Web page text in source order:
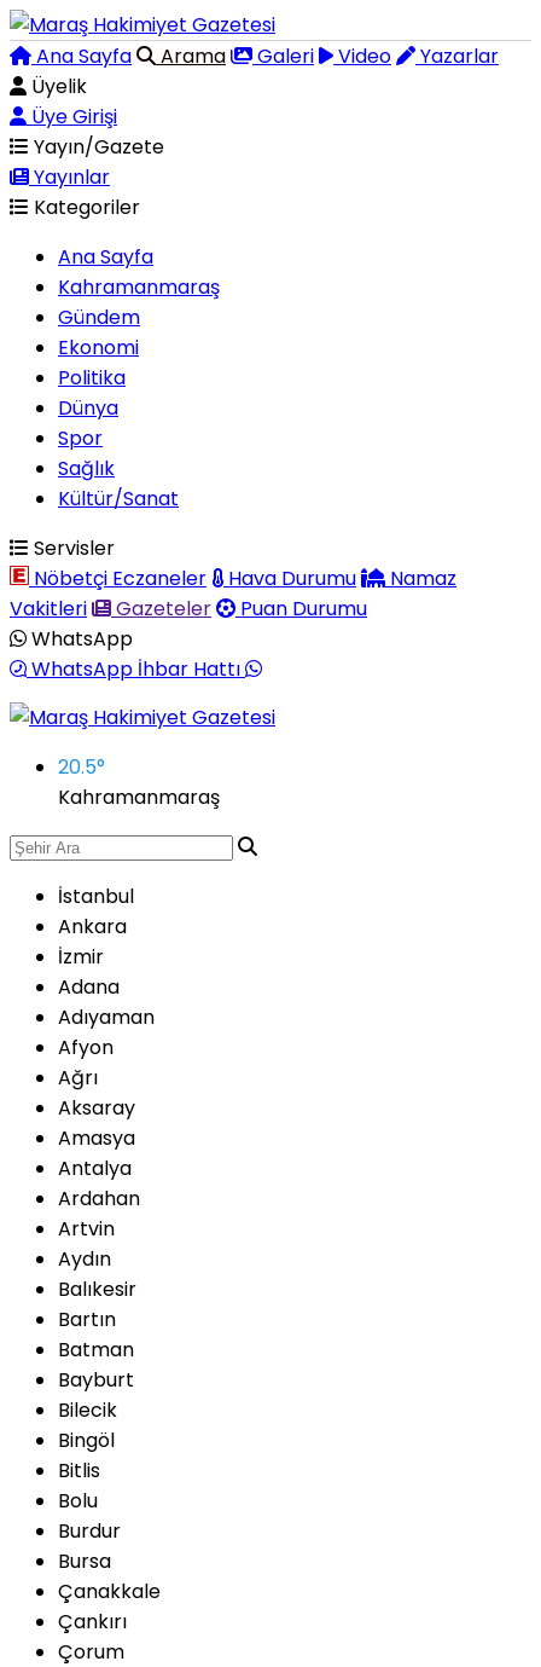
Ana Sayfa Arama Galeri Video
Yazarlar
Üyelik
Üye Girişi
Yayın/Gazete
Yayınlar
Kategoriler
Ana Sayfa
Kahramanmaraş
Gündem
Ekonomi
Politika
Dünya
Spor
Sağlık
Kültür/Sanat
Servisler
Nöbetçi Eczaneler
Hava Durumu
Namaz
Vakitleri
Gazeteler
Puan Durumu
WhatsApp
WhatsApp İhbar Hattı
20.5°
Kahramanmaraş
İstanbul
Ankara
İzmir
Adana
Adıyaman
Afyon
Ağrı
Aksaray
Amasya
Antalya
Ardahan
Artvin
Aydın
Balıkesir
Bartın
Batman
Bayburt
Bilecik
Bingöl
Bitlis
Bolu
Burdur
Bursa
Çanakkale
Çankırı
Çorum